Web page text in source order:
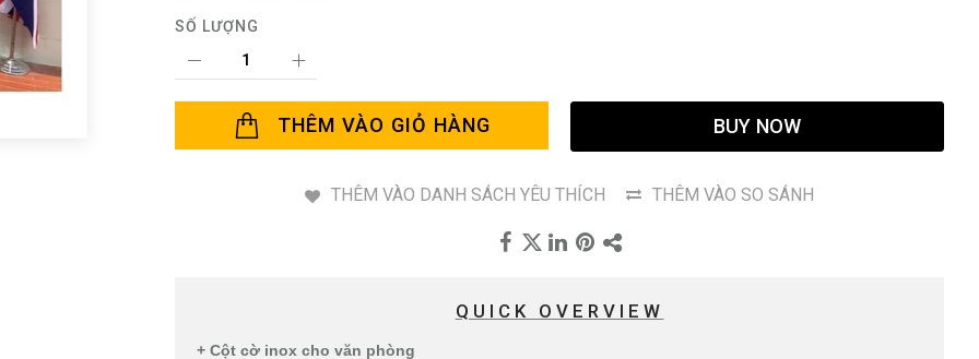
SỐ LƯỢNG
THÊM VÀO GIỎ HÀNG BUY NOW
THÊM VÀO DANH SÁCH YÊU THÍCH THÊM VÀO SO SÁNH
QUICK OVERVIEW
+ Cột cờ inox cho văn phòng